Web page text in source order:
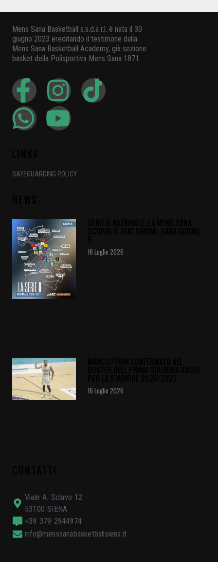
Mens Sana Basketball s.s.d.a r.l. è nata il 30
giugno 2023 ereditando il testimone dalla
Mens Sana Basketball Academy, già sezione
basket della Polisportiva Mens Sana 1871.
SAFEGUARDING POLICY
16 Luglio 2026
16 Luglio 2026
Viale A. Sclavo 12
53100 SIENA
+39 379 2944974
info@menssanabasketballsiena.it